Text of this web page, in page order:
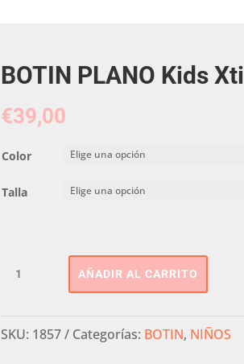
BOTIN PLANO Kids Xti
€39,00
Color
Talla
PLANO
cantidad
AÑADIR AL CARRITO
SKU: 1857 Categorías: BOTIN, NIÑOS